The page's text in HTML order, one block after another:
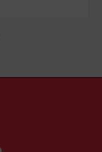
fer, et
en acte,